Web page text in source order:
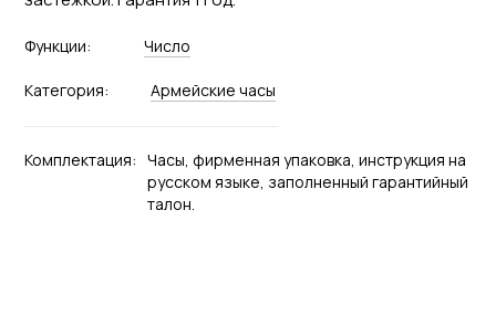
Функции: Число
Категория: Армейские часы
Комплектация: Часы, фирменная упаковка, инструкция на
русском языке, заполненный гарантийный
талон.